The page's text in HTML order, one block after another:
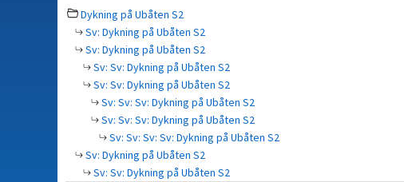
Dykning på Ubåten S2
Sv: Dykning på Ubåten S2
Sv: Dykning på Ubåten S2
Sv: Sv: Dykning på Ubåten S2
Sv: Sv: Dykning på Ubåten S2
Sv: Sv: Sv: Dykning på Ubåten S2
Sv: Sv: Sv: Dykning på Ubåten S2
Sv: Sv: Sv: Sv: Dykning på Ubåten S2
Sv: Dykning på Ubåten S2
Sv: Sv: Dykning på Ubåten S2